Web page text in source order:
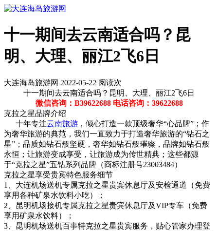
十一期间去云南适合吗？昆
明、大理、丽江2飞6日
大连海岛旅游网 2022-05-22 阅读次
十一期间去云南适合吗？昆明、大理、丽江2飞6日
微信咨询：B39622688 电话咨询：39622688
克拉之星品牌介绍
十年专注云南旅游 ，倾心打造一款顶级奢华“心品牌”；作
为奢华旅游的典范，我们一直致力于打造奢华旅游的“钻石之
星”；品质如钻石般坚硬，奢华如钻石般璀璨，品牌如钻石般
永恒；让旅游变成享受，让旅游成为传世精典；这些都源
于“克拉之星”五钻系列品牌（商标注册号23003484）
克拉之星享受贵宾特色服务细节
1、大连机场送机专属克拉之星贵宾休息厅及安检通道（免费
享用各种矿泉水饮料小吃）；
2、昆明机场接机专属克拉之星贵宾休息厅及VIP专车（免费
享用矿泉水饮料）；
3、昆明机场送机百事特克拉之星贵宾服务，贴心管家办理登